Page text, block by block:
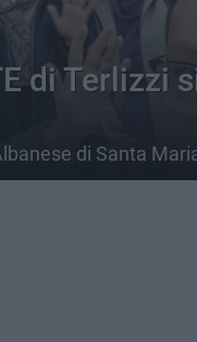
di Terlizzi
di Santa